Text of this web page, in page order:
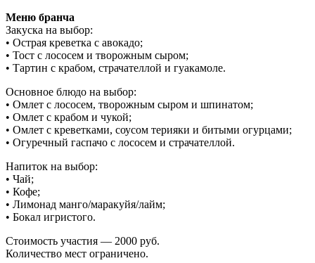
Меню бранча
Закуска на выбор:
• Острая креветка с авокадо;
• Тост с лососем и творожным сыром;
• Тартин с крабом, страчателлой и гуакамоле.
Основное блюдо на выбор:
• Омлет с лососем, творожным сыром и шпинатом;
• Омлет с крабом и чукой;
• Омлет с креветками, соусом терияки и битыми огурцами;
• Огуречный гаспачо с лососем и страчателлой.
Напиток на выбор:
• Чай;
• Кофе;
• Лимонад манго/маракуйя/лайм;
• Бокал игристого.
Стоимость участия — 2000 руб.
Количество мест ограничено.